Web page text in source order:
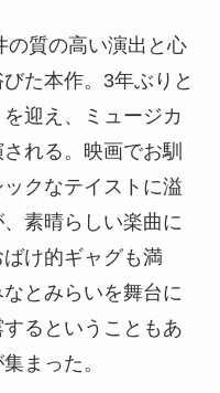
の質の高い演出と心
た本作。3年ぶりと
迎え、ミュージカ
れる。映画でお馴
クなテイストに溢
素晴らしい楽曲に
け的ギャグも満
とみらいを舞台に
るということもあ
まった。